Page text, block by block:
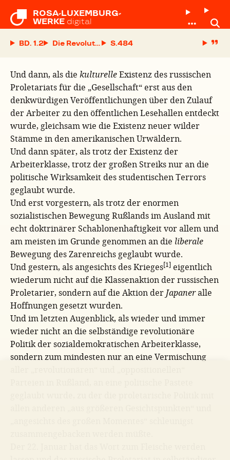
ROSA-LUXEMBURG-
WERKE digital
BD. 1.2 Die Revolution in Rußland
S.
Und dann, als die kulturelleExistenz des russischen
Proletariats für die „Gesellschaft“ erst aus den
denkwürdigen Veröffentlichungen über den Zulauf
der Arbeiter zu den öffentlichen Lesehallen entdeckt
wurde, gleichsam wie die Existenz neuer wilder
Stämme in den amerikanischen Urwäldern.
Und dann später, als trotz der Existenz der
Arbeiterklasse, trotz der großen Streiks nur an die
politische Wirksamkeit des studentischen Terrors
geglaubt wurde.
Und erst vorgestern, als trotz der enormen
sozialistischen Bewegung Rußlands im Ausland mit
echt doktrinärer Schablonenhaftigkeit vor allem und
am meisten im Grunde genommen an die liberale
Bewegung des Zarenreichs geglaubt wurde.
Und gestern, als angesichts des Krieges[1] eigentlich
wiederum nicht auf die Klassenaktion der russischen
Proletarier, sondern auf die Aktion der Japaneralle
Hoffnungen gesetzt wurden.
Und im letzten Augenblick, als wieder und immer
wieder nicht an die selbständige revolutionäre
Politik der sozialdemokratischen Arbeiterklasse,
sondern zum mindesten nur an eine Vermischung